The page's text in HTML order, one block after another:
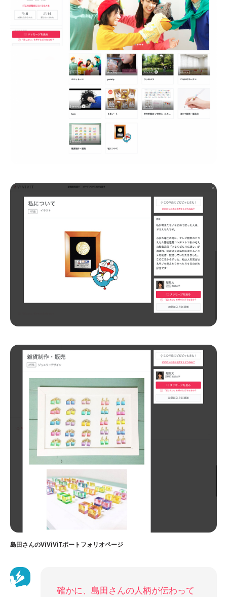
島田さんのViViViTポートフォリオページ
確かに、島田さんの人柄が伝わって